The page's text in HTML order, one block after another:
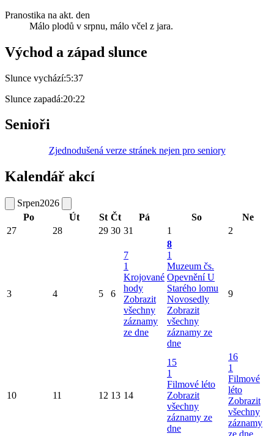
Pranostika na akt. den
Málo plodů v srpnu, málo včel z jara.
Východ a západ slunce
Slunce vychází:5:37
Slunce zapadá:20:22
Senioři
Zjednodušená verze stránek nejen pro seniory
Kalendář akcí
Srpen2026
Po
Út St Čt Pá So
Ne
27
28 29 30 31 1 2
3 4 5 6
7
1
Krojované
hody
Zobrazit
všechny
záznamy
ze dne
8
1
Muzeum čs.
Opevnění U
Starého lomu
Novosedly
Zobrazit
všechny
záznamy ze
dne
9
10 11 12 13 14
15
1
Filmové léto
Zobrazit
všechny
záznamy ze
dne
16
1
Filmové
léto
Zobrazit
všechny
záznamy